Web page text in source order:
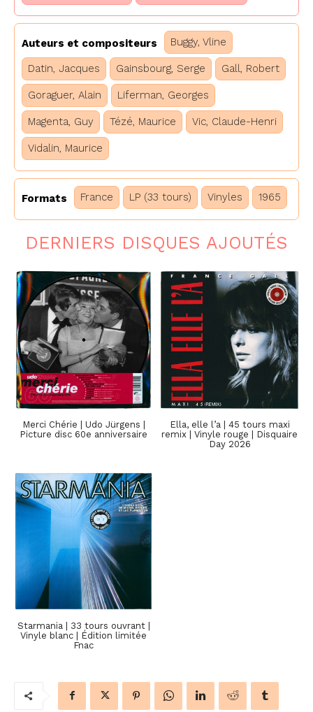
Auteurs et compositeurs Buggy, Vline
Datin, Jacques Gainsbourg, Serge Gall, Robert
Goraguer, Alain Liferman, Georges
Magenta, Guy Tézé, Maurice Vic, Claude-Henri
Vidalin, Maurice
Formats France LP (33 tours) Vinyles 1965
DERNIERS DISQUES AJOUTÉS
Merci Chérie | Udo Jürgens |
Picture disc 60e anniversaire
Ella, elle l’a | 45 tours maxi
remix | Vinyle rouge | Disquaire
Day 2026
Starmania | 33 tours ouvrant |
Vinyle blanc | Édition limitée
Fnac